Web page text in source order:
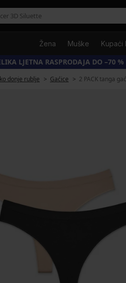
Žena Muške Kupaći
LJETNA RASPRODAJA DO –70 %
donje rublje Gaćice 2 PACK tanga